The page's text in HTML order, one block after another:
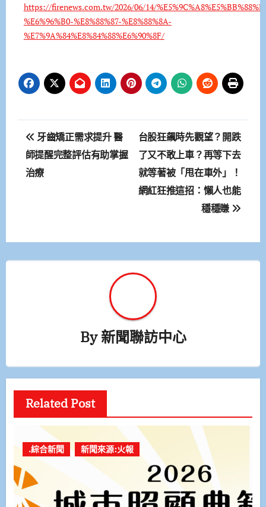
https://firenews.com.tw/2026/06/14/
%E6%96%B0-%E8%88%87-%E8%88%8A-
%E7%9A%84%E8%84%88%E6%90%8F/
文
章
導
牙齒矯正需求提升 醫
師提醒完整評估有助掌握
治療
台股狂飆時先觀望？開跌
了又不敢上車？再等下去
就等著被「甩在車外」！
網紅狂推這招：懶人也能
穩穩賺
By新聞聯訪中心
Related Post
.綜合新聞 新聞來源:火報